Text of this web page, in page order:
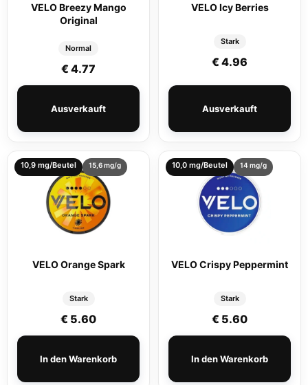
VELO Breezy Mango
Original
Normal
€ 4.77
Ausverkauft
VELO Icy Berries
Stark
€ 4.96
Ausverkauft
10,9 mg/Beutel 15,6 mg/g
VELO Orange Spark
Stark
€ 5.60
In den Warenkorb
10,0 mg/Beutel 14 mg/g
VELO Crispy Peppermint
Stark
€ 5.60
In den Warenkorb